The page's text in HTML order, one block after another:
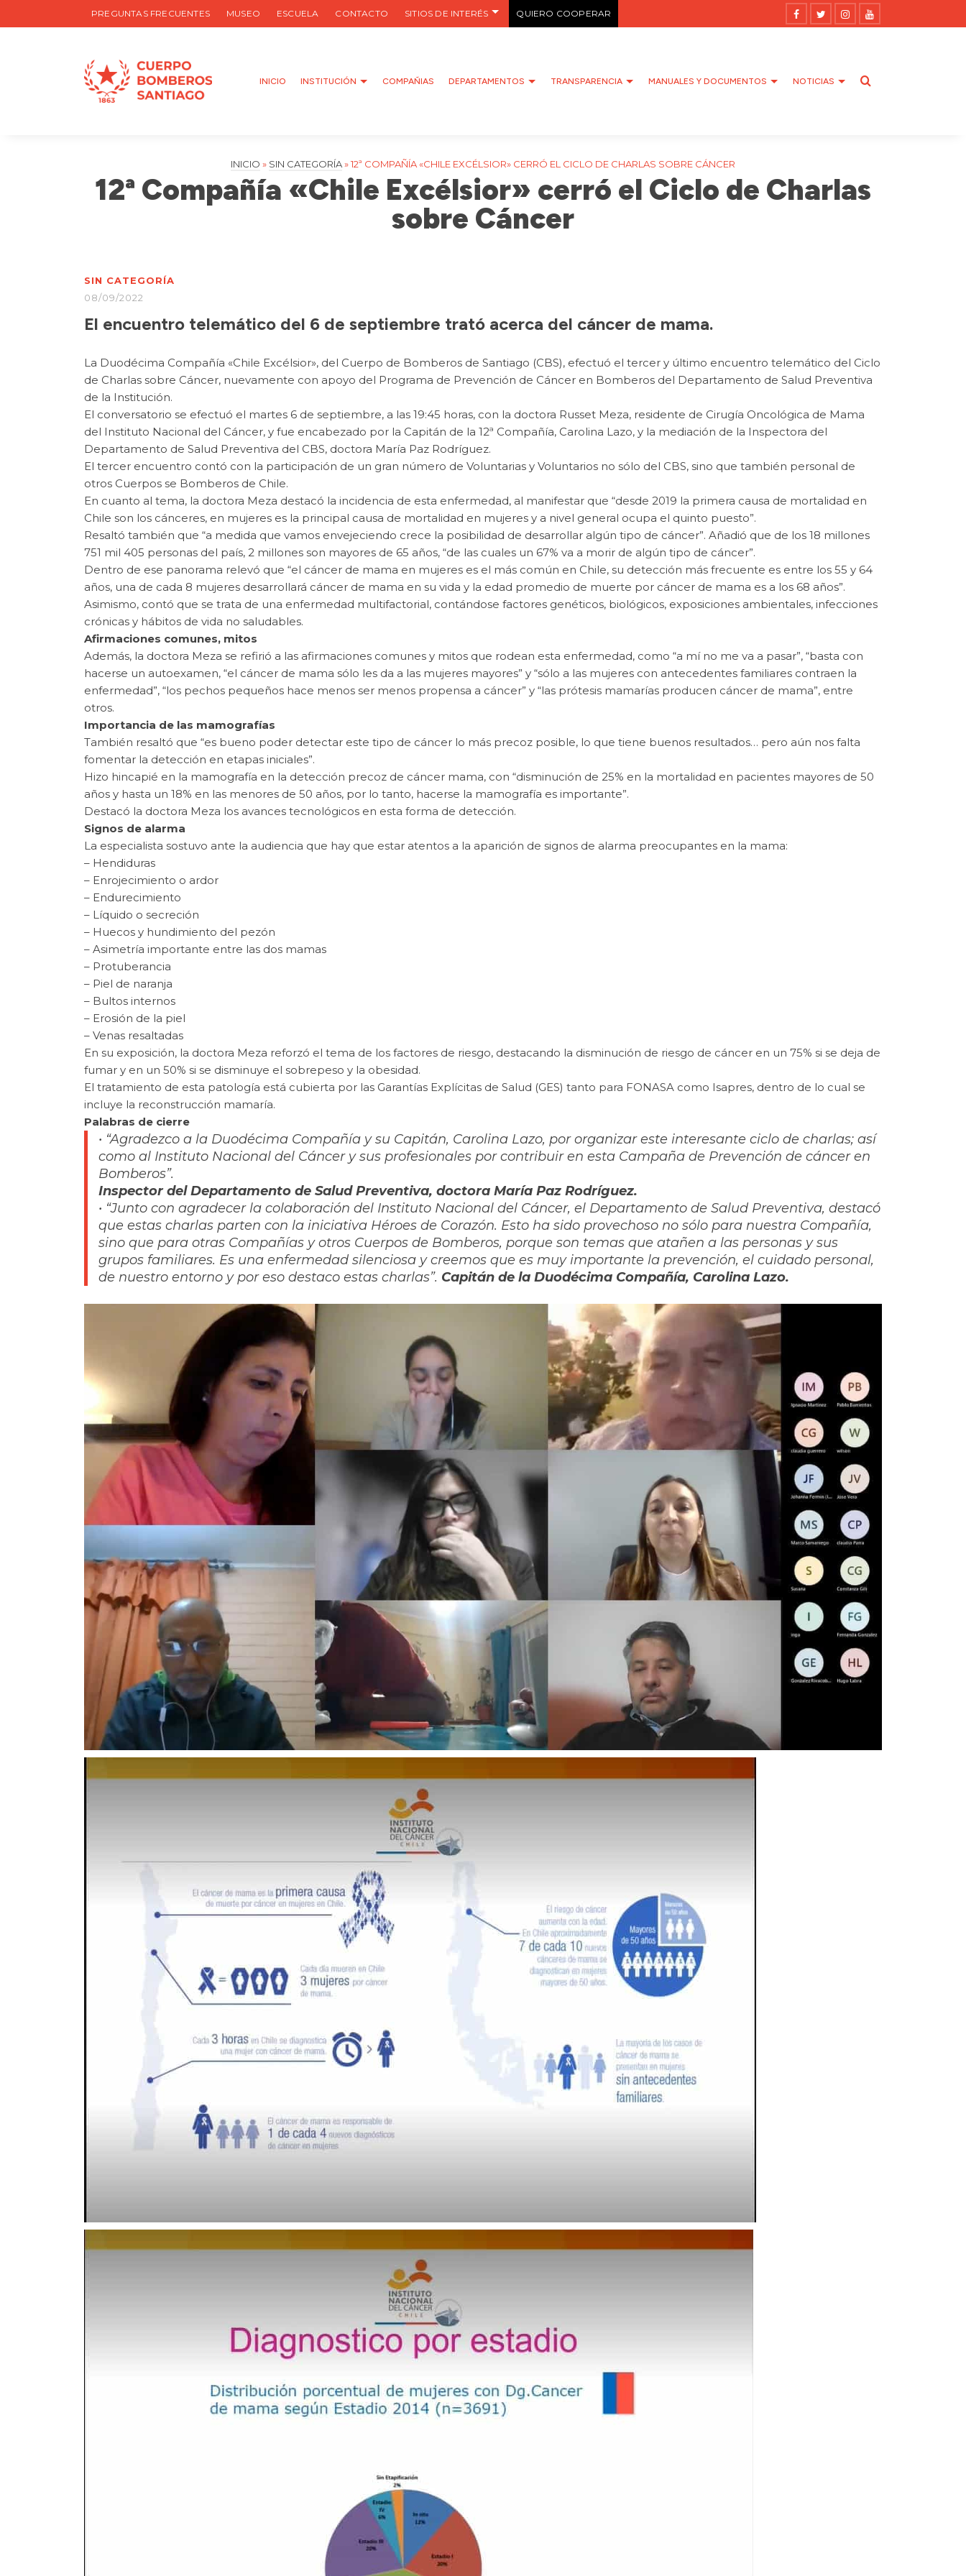
PREGUNTAS FRECUENTES MUSEO ESCUELA CONTACTO SITIOS DE INTERÉS QUIERO COOPERAR
INICIO INSTITUCIÓN COMPAÑIAS DEPARTAMENTOS TRANSPARENCIA MANUALES Y DOCUMENTOS NOTICIAS
INICIO » SIN CATEGORÍA»12ª COMPAÑÍA «CHILE EXCÉLSIOR» CERRÓ EL CICLO DE CHARLAS SOBRE CÁNCER
12ª Compañía «Chile Excélsior» cerró el Ciclo de Charlas
sobre Cáncer
SIN CATEGORÍA
08/09/2022
El encuentro telemático del 6 de septiembre trató acerca del cáncer de mama.
La Duodécima Compañía «Chile Excélsior», del Cuerpo de Bomberos de Santiago (CBS), efectuó el tercer y último encuentro telemático del Ciclo
de Charlas sobre Cáncer, nuevamente con apoyo del Programa de Prevención de Cáncer en Bomberos del Departamento de Salud Preventiva
de la Institución.
El conversatorio se efectuó el martes 6 de septiembre, a las 19:45 horas, con la doctora Russet Meza, residente de Cirugía Oncológica de Mama
del Instituto Nacional del Cáncer, y fue encabezado por la Capitán de la 12ª Compañía, Carolina Lazo, y la mediación de la Inspectora del
Departamento de Salud Preventiva del CBS, doctora María Paz Rodríguez.
El tercer encuentro contó con la participación de un gran número de Voluntarias y Voluntarios no sólo del CBS, sino que también personal de
otros Cuerpos se Bomberos de Chile.
En cuanto al tema, la doctora Meza destacó la incidencia de esta enfermedad, al manifestar que “desde 2019 la primera causa de mortalidad en
Chile son los cánceres, en mujeres es la principal causa de mortalidad en mujeres y a nivel general ocupa el quinto puesto”.
Resaltó también que “a medida que vamos envejeciendo crece la posibilidad de desarrollar algún tipo de cáncer”. Añadió que de los 18 millones
751 mil 405 personas del país, 2 millones son mayores de 65 años, “de las cuales un 67% va a morir de algún tipo de cáncer”.
Dentro de ese panorama relevó que “el cáncer de mama en mujeres es el más común en Chile, su detección más frecuente es entre los 55 y 64
años, una de cada 8 mujeres desarrollará cáncer de mama en su vida y la edad promedio de muerte por cáncer de mama es a los 68 años”.
Asimismo, contó que se trata de una enfermedad multifactorial, contándose factores genéticos, biológicos, exposiciones ambientales, infecciones
crónicas y hábitos de vida no saludables.
Afirmaciones comunes, mitos
Además, la doctora Meza se refirió a las afirmaciones comunes y mitos que rodean esta enfermedad, como “a mí no me va a pasar”, “basta con
hacerse un autoexamen, “el cáncer de mama sólo les da a las mujeres mayores” y “sólo a las mujeres con antecedentes familiares contraen la
enfermedad”, “los pechos pequeños hace menos ser menos propensa a cáncer” y “las prótesis mamarías producen cáncer de mama”, entre
otros.
Importancia de las mamografías
También resaltó que “es bueno poder detectar este tipo de cáncer lo más precoz posible, lo que tiene buenos resultados… pero aún nos falta
fomentar la detección en etapas iniciales”.
Hizo hincapié en la mamografía en la detección precoz de cáncer mama, con “disminución de 25% en la mortalidad en pacientes mayores de 50
años y hasta un 18% en las menores de 50 años, por lo tanto, hacerse la mamografía es importante”.
Destacó la doctora Meza los avances tecnológicos en esta forma de detección.
Signos de alarma
La especialista sostuvo ante la audiencia que hay que estar atentos a la aparición de signos de alarma preocupantes en la mama:
– Hendiduras
– Enrojecimiento o ardor
– Endurecimiento
– Líquido o secreción
– Huecos y hundimiento del pezón
– Asimetría importante entre las dos mamas
– Protuberancia
– Piel de naranja
– Bultos internos
– Erosión de la piel
– Venas resaltadas
En su exposición, la doctora Meza reforzó el tema de los factores de riesgo, destacando la disminución de riesgo de cáncer en un 75% si se deja de
fumar y en un 50% si se disminuye el sobrepeso y la obesidad.
El tratamiento de esta patología está cubierta por las Garantías Explícitas de Salud (GES) tanto para FONASA como Isapres, dentro de lo cual se
incluye la reconstrucción mamaría.
Palabras de cierre
• “Agradezco a la Duodécima Compañía y su Capitán, Carolina Lazo, por organizar este interesante ciclo de charlas; así
como al Instituto Nacional del Cáncer y sus profesionales por contribuir en esta Campaña de Prevención de cáncer en
Bomberos”.
Inspector del Departamento de Salud Preventiva, doctora María Paz Rodríguez.
• “Junto con agradecer la colaboración del Instituto Nacional del Cáncer, el Departamento de Salud Preventiva, destacó
que estas charlas parten con la iniciativa Héroes de Corazón. Esto ha sido provechoso no sólo para nuestra Compañía,
sino que para otras Compañías y otros Cuerpos de Bomberos, porque son temas que atañen a las personas y sus
grupos familiares. Es una enfermedad silenciosa y creemos que es muy importante la prevención, el cuidado personal,
de nuestro entorno y por eso destaco estas charlas”. Capitán de la Duodécima Compañía, Carolina Lazo.